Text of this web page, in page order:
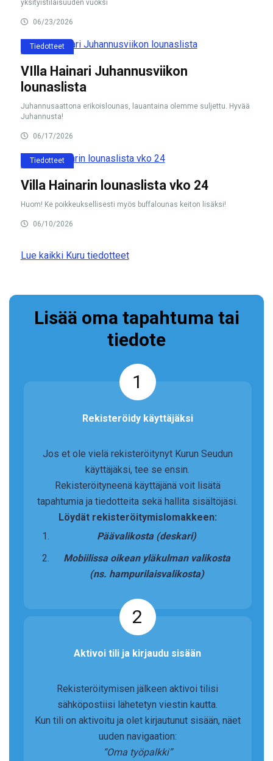
yksityistilaisuuden vuoksi
06/23/2026
Tiedotteet
VIlla Hainari Juhannusviikon
lounaslista
Juhannusaattona erikoislounas, lauantaina olemme suljettu. Hyvää
Juhannusta!
06/17/2026
Tiedotteet
Villa Hainarin lounaslista vko 24
Huom! Ke poikkeuksellisesti myös buffalounas keiton lisäksi!
06/10/2026
Lue kaikki Kuru tiedotteet
Lisää oma tapahtuma tai
tiedote
1
Rekisteröidy käyttäjäksi
Jos et ole vielä rekisteröitynyt Kurun Seudun
käyttäjäksi, tee se ensin.
Rekisteröityneenä käyttäjänä voit lisätä
tapahtumia ja tiedotteita sekä hallita sisältöjäsi.
Löydät rekisteröitymislomakkeen:
Päävalikosta (deskari)
Mobiilissa oikean yläkulman valikosta
(ns. hampurilaisvalikosta)
2
Aktivoi tili ja kirjaudu sisään
Rekisteröitymisen jälkeen aktivoi tilisi
sähköpostiisi lähetetyn viestin kautta.
Kun tili on aktivoitu ja olet kirjautunut sisään, näet
uuden navigaation:
“Oma työpalkki”